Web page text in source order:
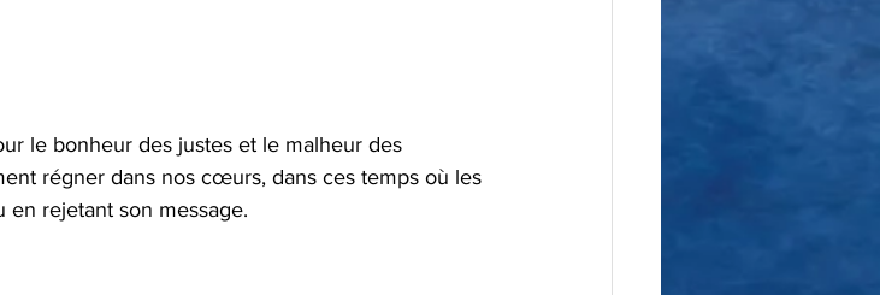
régner dans nos cœurs, dans ces temps où les
rejetant son message.